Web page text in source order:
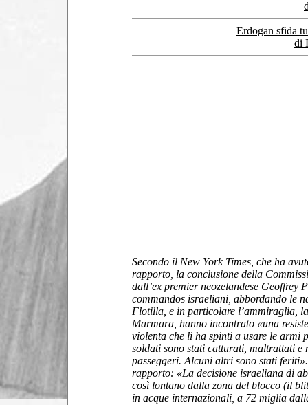
Erdogan sfida
di
Secondo il New York Times, che ha
rapporto, la conclusione della
dall’ex premier neozelandese Geoffrey
commandos israeliani, abbordando le
Flotilla, e in particolare l’ammiraglia,
Marmara, hanno incontrato «una
violenta che li ha spinti a usare le armi
soldati sono stati catturati, maltrattati e
passeggeri. Alcuni altri sono stati
rapporto: «La decisione israeliana di
così lontano dalla zona del blocco (il
in acque internazionali, a 72 miglia